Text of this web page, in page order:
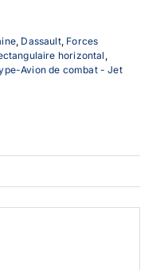
Dassault, Forces
horizontal
Avion de combat - Jet